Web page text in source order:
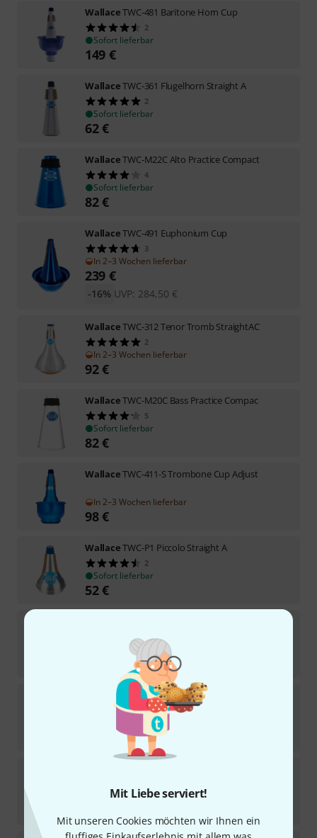
Mit Liebe serviert!
Mit unseren Cookies möchten wir Ihnen ein
WallaceTWC-481 Baritone Horn Cup
2
Sofort lieferbar
149 €
WallaceTWC-361 Flugelhorn Straight A
2
Sofort lieferbar
62€
WallaceTWC-M22C Alto Practice Compact
4
Sofort lieferbar
82€
WallaceTWC-491 Euphonium Cup
3
In 2–3 Wochen lieferbar
239 €
UVP: 284,50 €
-16%
WallaceTWC-312 Tenor Tromb StraightAC
2
In 2–3 Wochen lieferbar
92€
WallaceTWC-M20C Bass Practice Compac
5
Sofort lieferbar
82€
WallaceTWC-411-S Trombone Cup Adjust
In 2–3 Wochen lieferbar
98€
WallaceTWC-P1 Piccolo Straight A
2
Sofort lieferbar
52€
In 2–3 Wochen lieferbar
Wallace TWC-029S Horn Compact Adjust
2
Sofort lieferbar
In ca. einer Woche lieferbar